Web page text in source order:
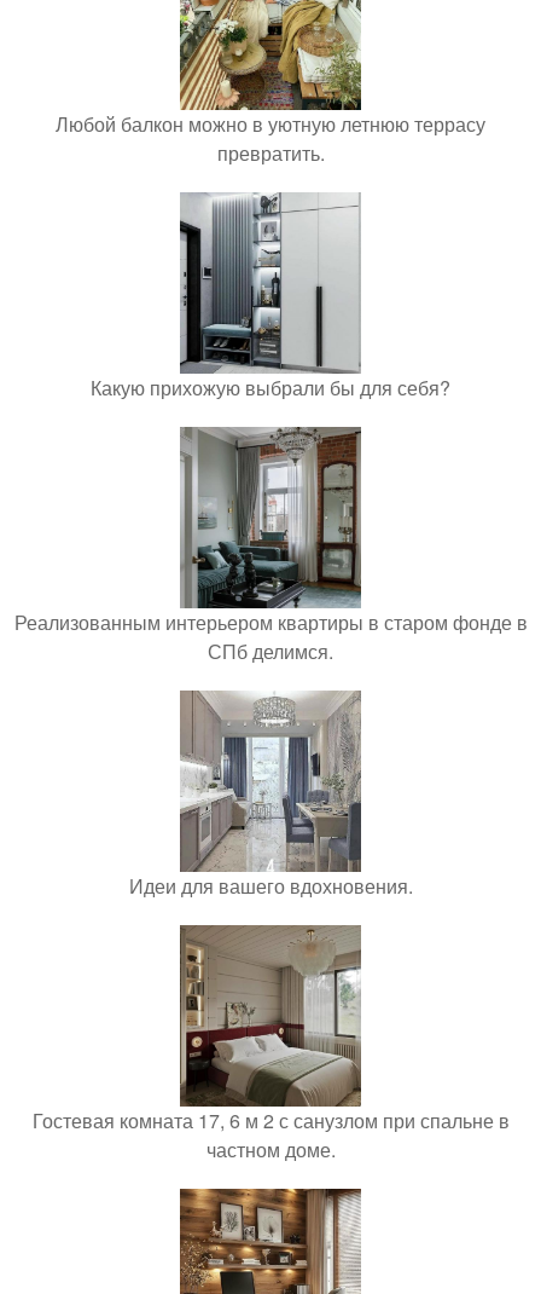
Любой балкон можно в уютную летнюю террасу
превратить.
Какую прихожую выбрали бы для себя?
Реализованным интерьером квартиры в старом фонде в
СПб делимся.
Идеи для вашего вдохновения.
Гостевая комната 17, 6 м 2 с санузлом при спальне в
частном доме.